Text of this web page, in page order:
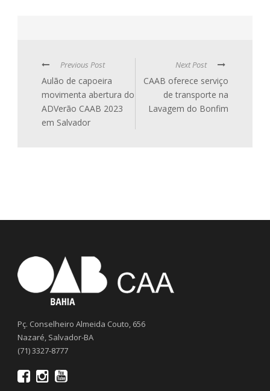
Previous Post
Aulão de capoeira
movimenta abertura do
ADVerão CAAB 2023
em Salvador
Next Post
CAAB oferece serviço
de transporte na
Lavagem do Bonfim
Pç. Conselheiro Almeida Couto, 656
Nazaré, Salvador-BA
(71) 3327-8777